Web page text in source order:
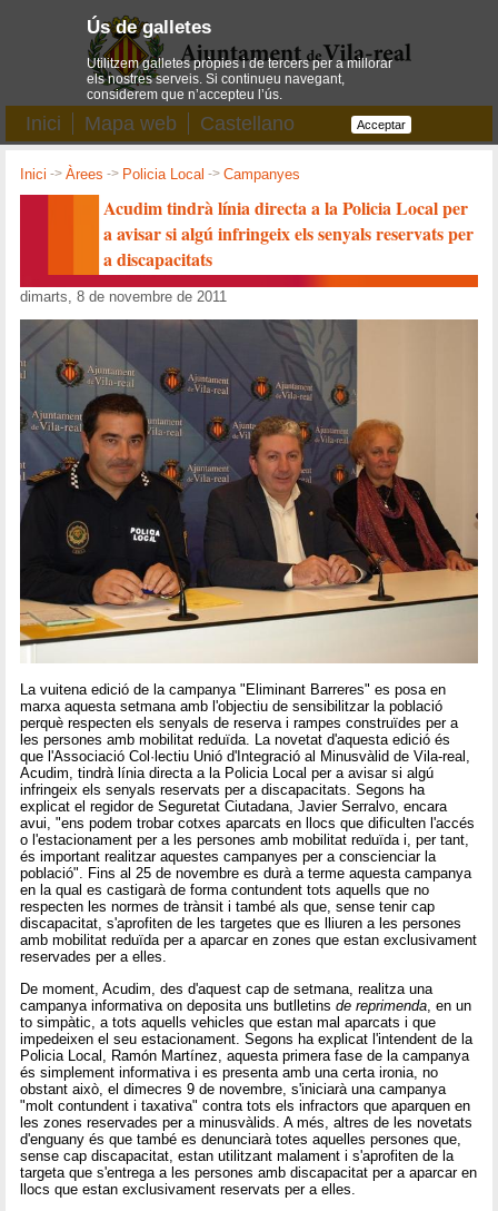
Inici Mapa web Castellano
Inici ->Àrees -> Policia Local ->Campanyes
Acudim tindrà línia directa a la Policia Local per
a avisar si algú infringeix els senyals reservats per
a discapacitats
dimarts, 8 de novembre de 2011
La vuitena edició de la campanya "Eliminant Barreres" es posa en
marxa aquesta setmana amb l'objectiu de sensibilitzar la població
perquè respecten els senyals de reserva i rampes construïdes per a
les persones amb mobilitat reduïda. La novetat d'aquesta edició és
que l'Associació Col·lectiu Unió d'Integració al Minusvàlid de Vila-real,
Acudim, tindrà línia directa a la Policia Local per a avisar si algú
infringeix els senyals reservats per a discapacitats. Segons ha
explicat el regidor de Seguretat Ciutadana, Javier Serralvo, encara
avui, "ens podem trobar cotxes aparcats en llocs que dificulten l'accés
o l'estacionament per a les persones amb mobilitat reduïda i, per tant,
és important realitzar aquestes campanyes per a conscienciar la
població". Fins al 25 de novembre es durà a terme aquesta campanya
en la qual es castigarà de forma contundent tots aquells que no
respecten les normes de trànsit i també als que, sense tenir cap
discapacitat, s'aprofiten de les targetes que es lliuren a les persones
amb mobilitat reduïda per a aparcar en zones que estan exclusivament
reservades per a elles.
De moment, Acudim, des d'aquest cap de setmana, realitza una
campanya informativa on deposita uns butlletinsde reprimenda , en un
to simpàtic, a tots aquells vehicles que estan mal aparcats i que
impedeixen el seu estacionament. Segons ha explicat l'intendent de la
Policia Local, Ramón Martínez, aquesta primera fase de la campanya
és simplement informativa i es presenta amb una certa ironia, no
obstant això, el dimecres 9 de novembre, s'iniciarà una campanya
"molt contundent i taxativa" contra tots els infractors que aparquen en
les zones reservades per a minusvàlids. A més, altres de les novetats
d'enguany és que també es denunciarà totes aquelles persones que,
sense cap discapacitat, estan utilitzant malament i s'aprofiten de la
targeta que s'entrega a les persones amb discapacitat per a aparcar en
llocs que estan exclusivament reservats per a elles.
Ús de galletes
Utilitzem galletes pròpies i de tercers per a millorar
els nostres serveis. Si continueu navegant,
considerem que n’accepteu l’ús.
Acceptar